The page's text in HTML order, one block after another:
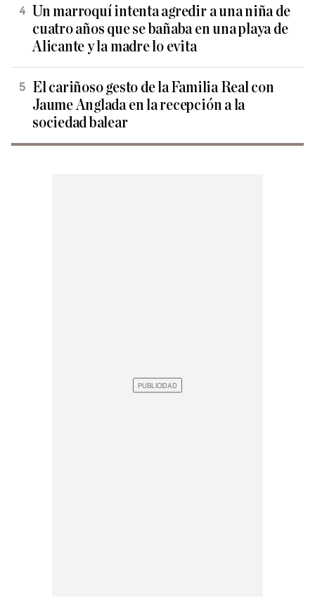
Un marroquí intenta agredir a una niña de
cuatro años que se bañaba en una playa de
Alicante y la madre lo evita
El cariñoso gesto de la Familia Real con
Jaume Anglada en la recepción a la
sociedad balear